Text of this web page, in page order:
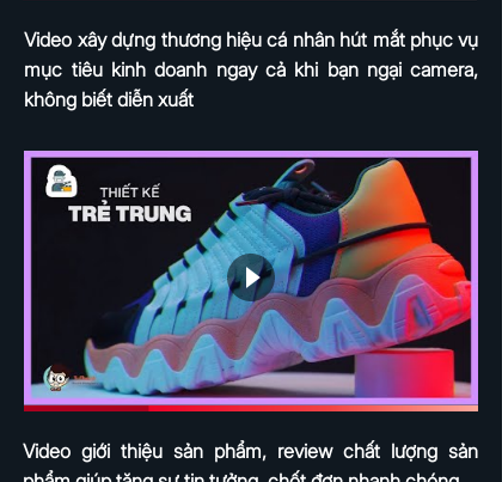
Video xây dựng thương hiệu cá nhân hút mắt phục vụ
mục tiêu kinh doanh ngay cả khi bạn ngại camera,
không biết diễn xuất
Video giới thiệu sản phẩm, review chất lượng sản